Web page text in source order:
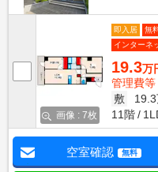
画像 : 7枚
即入居
無
インターネ
19.3万
管理費
敷
11階
空室確認 無料